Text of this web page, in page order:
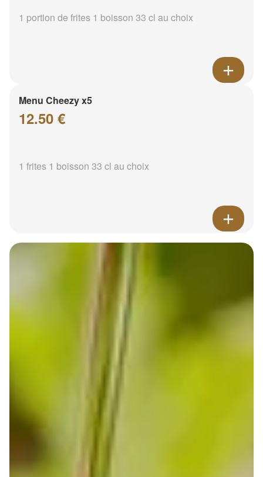
1 portion de frites 1 boisson 33 cl au choix
Menu Cheezy x5
12.50 €
1 frites 1 boisson 33 cl au choix